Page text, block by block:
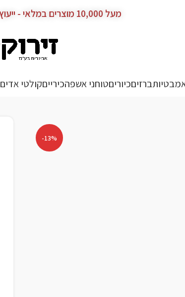
מעל 10,000 מוצרים במלאי - ייעוץ מיידי 050-640-8555
ברזיםכיוריםטוחני אשפהכירייםקולטי אדים
-13%